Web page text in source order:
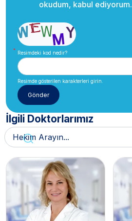
okudum, kabul ediyorum.
Resimdeki kod nedir?
Resimde gösterilen karakterleri girin.
İlgili Doktorlarımız